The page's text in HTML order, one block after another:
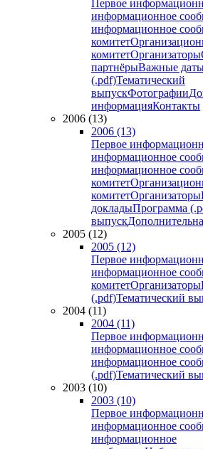
Первое
информационное
информационное
комитет
комитетОрганизаторы
партнёрыВажные
(.pdf)Тематический
выпускФотографии
информацияКонтакты
2006 (13)
2006 (13)
Первое
информационное
информационное
комитет
комитетОрганизаторы
докладыПрограмма
выпуск
2005 (12)
2005 (12)
Первое
информационное
комитетОрганизаторы
(.pdf)Тематический
2004 (11)
2004 (11)
Первое
информационное
информационное
(.pdf)Тематический
2003 (10)
2003 (10)
Первое
информационное
информационное